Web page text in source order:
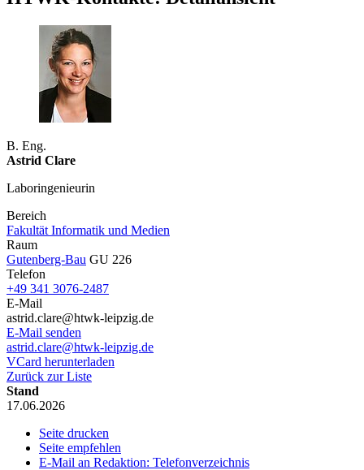
B. Eng.
Astrid Clare
Laboringenieurin
Bereich
Fakultät Informatik und Medien
Raum
Gutenberg-Bau GU 226
Telefon
+49 341 3076-2487
E-Mail
astrid.clare@htwk-leipzig.de
E-Mail senden
astrid.clare@htwk-leipzig.de
VCard herunterladen
Zurück zur Liste
Stand
17.06.2026
Seite drucken
Seite empfehlen
E-Mail an Redaktion: Telefonverzeichnis